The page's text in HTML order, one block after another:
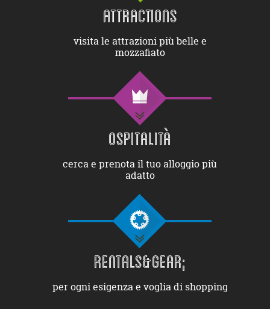
ATTRACTIONS
visita le attrazioni più belle e
mozzafiato
OSPITALITÀ
cerca e prenota il tuo alloggio più
adatto
RENTALS&GEAR;
per ogni esigenza e voglia di shopping